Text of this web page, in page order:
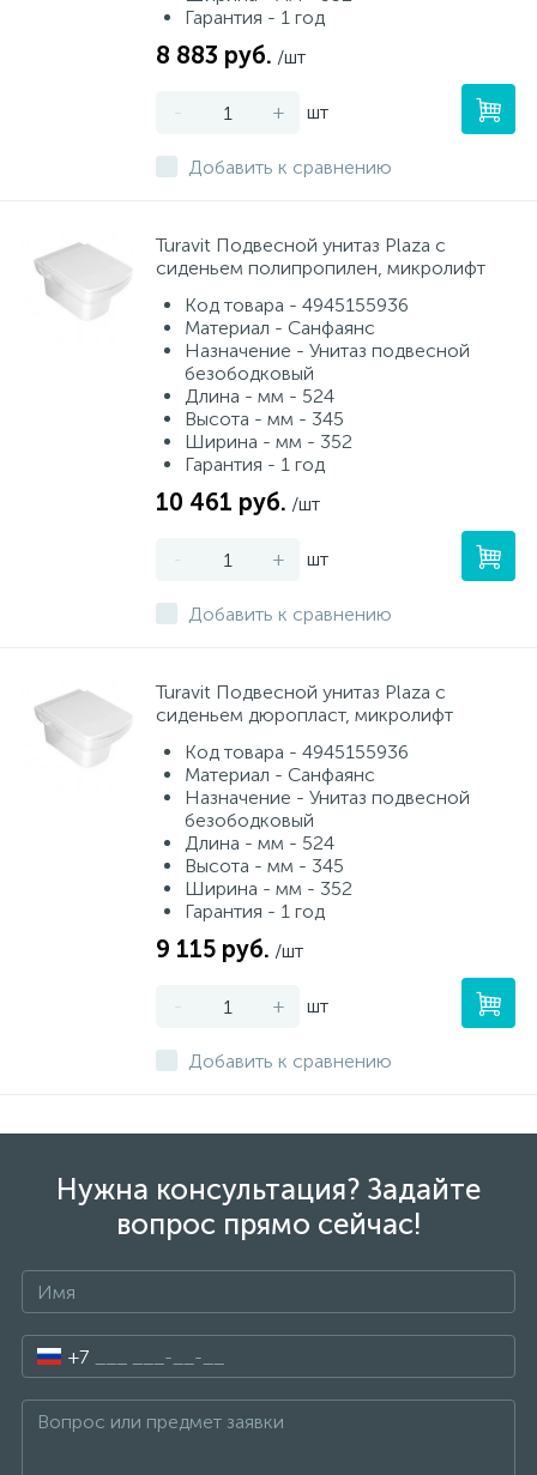
Гарантия - 1 год
8 883 руб. /шт
- + шт
Добавить к сравнению
Turavit Подвесной унитаз Plaza с
сиденьем полипропилен, микролифт
Код товара - 4945155936
Материал - Санфаянс
Назначение - Унитаз подвесной
безободковый
Длина - мм - 524
Высота - мм - 345
Ширина - мм - 352
Гарантия - 1 год
10 461 руб. /шт
- + шт
Добавить к сравнению
Turavit Подвесной унитаз Plaza с
сиденьем дюропласт, микролифт
Код товара - 4945155936
Материал - Санфаянс
Назначение - Унитаз подвесной
безободковый
Длина - мм - 524
Высота - мм - 345
Ширина - мм - 352
Гарантия - 1 год
9 115 руб. /шт
- + шт
Добавить к сравнению
Нужна консультация? Задайте
вопрос прямо сейчас!
+7